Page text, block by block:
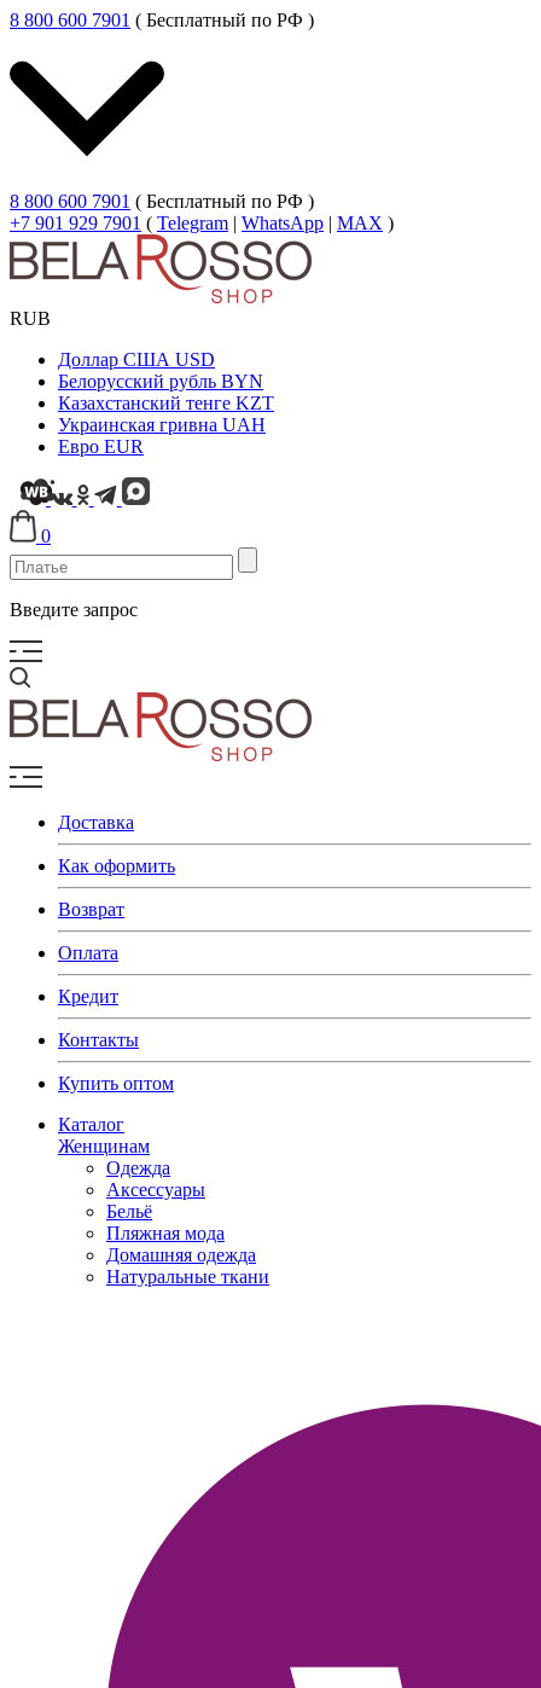
8 800 600 7901 ( Бесплатный по РФ )
8 800 600 7901 ( Бесплатный по РФ )
+7 901 929 7901 ( Telegram | WhatsApp | MAX )
RUB
Доллар США USD
Белорусский рубль BYN
Казахстанский тенге KZT
Украинская гривна UAH
Евро EUR
0
Введите запрос
Доставка
Как оформить
Возврат
Оплата
Кредит
Контакты
Купить оптом
Каталог
Женщинам
Одежда
Аксессуары
Бельё
Пляжная мода
Домашняя одежда
Натуральные ткани